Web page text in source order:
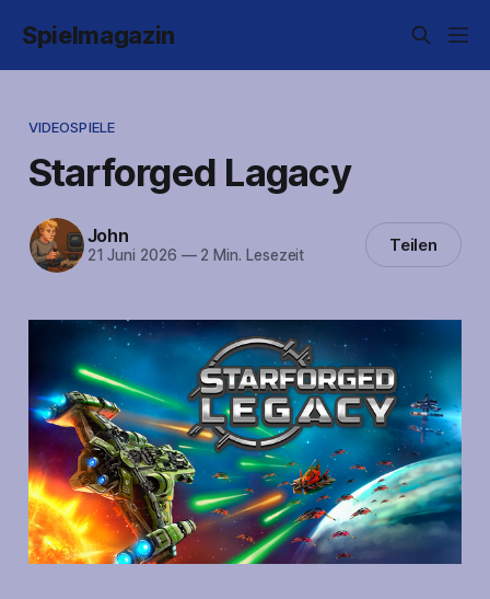
Spielmagazin
VIDEOSPIELE
Starforged Lagacy
John
21 Juni 2026 —2 Min. Lesezeit Teilen